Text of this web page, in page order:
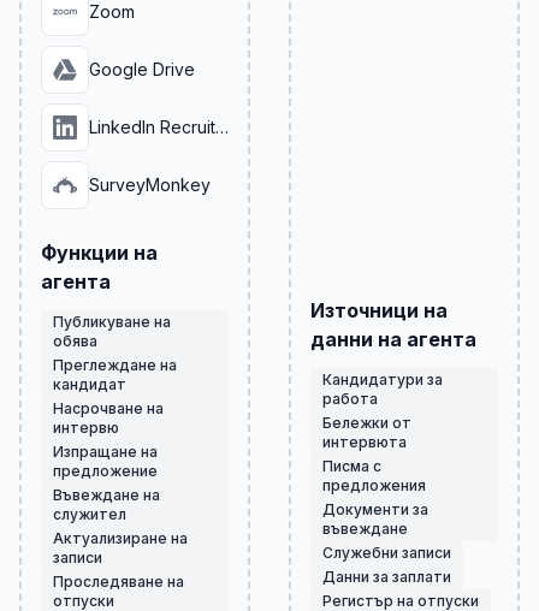
Zoom
Google Drive
LinkedIn Recruiter
SurveyMonkey
Функции на
агента
Публикуване на
обява
Преглеждане на
кандидат
Насрочване на
интервю
Изпращане на
предложение
Въвеждане на
служител
Актуализиране на
записи
Проследяване на
отпуски
Източници на
данни на агента
Кандидатури за
работа
Бележки от
интервюта
Писма с
предложения
Документи за
въвеждане
Служебни записи
Данни за заплати
Регистър на отпуски